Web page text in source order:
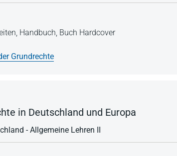
Handbuch, Buch Hardcover
Grundrechte
in Deutschland und Europa
- Allgemeine Lehren II